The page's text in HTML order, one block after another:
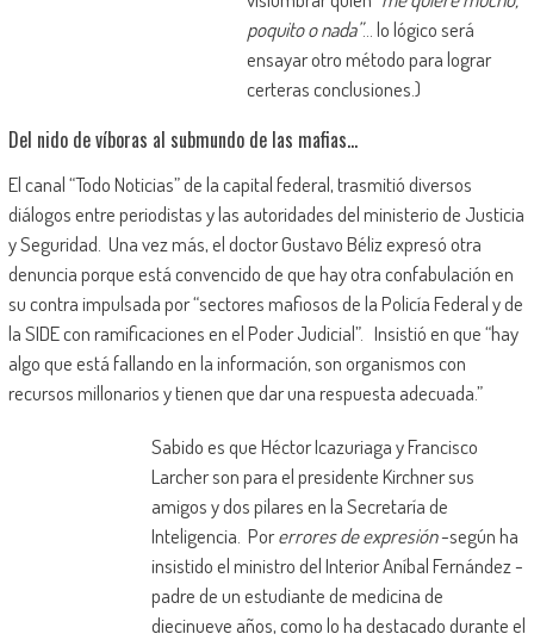
poquito o nada”… lo lógico será
ensayar otro método para lograr
certeras conclusiones.)
Del nido de víboras al submundo de las mafias…
El canal “Todo Noticias” de la capital federal, trasmitió diversos
diálogos entre periodistas y las autoridades del ministerio de Justicia
y Seguridad. Una vez más, el doctor Gustavo Béliz expresó otra
denuncia porque está convencido de que hay otra confabulación en
su contra impulsada por “sectores mafiosos de la Policía Federal y de
la SIDE con ramificaciones en el Poder Judicial”. Insistió en que “hay
algo que está fallando en la información, son organismos con
recursos millonarios y tienen que dar una respuesta adecuada.”
Sabido es que Héctor Icazuriaga y Francisco
Larcher son para el presidente Kirchner sus
amigos y dos pilares en la Secretaría de
Inteligencia. Porerrores de expresión-según ha
insistido el ministro del Interior Aníbal Fernández -
padre de un estudiante de medicina de
diecinueve años, como lo ha destacado durante el